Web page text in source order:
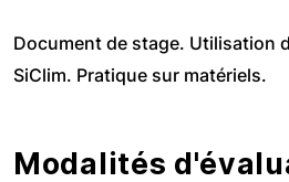
Document de stage. Utilisation
SiClim. Pratique sur matériels.
Modalités